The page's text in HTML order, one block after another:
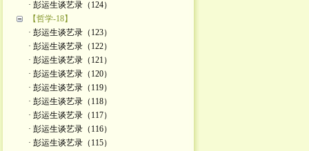
· 彭运生谈艺录（124）
【哲学-18】
· 彭运生谈艺录（123）
· 彭运生谈艺录（122）
· 彭运生谈艺录（121）
· 彭运生谈艺录（120）
· 彭运生谈艺录（119）
· 彭运生谈艺录（118）
· 彭运生谈艺录（117）
· 彭运生谈艺录（116）
· 彭运生谈艺录（115）